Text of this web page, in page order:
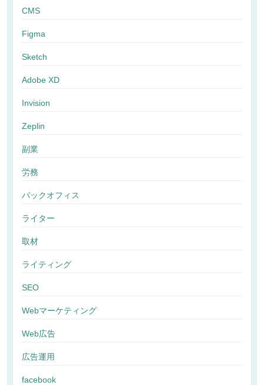
CMS
Figma
Sketch
Adobe XD
Invision
Zeplin
副業
労務
バックオフィス
ライター
取材
ライティング
SEO
Webマーケティング
Web広告
広告運用
facebook